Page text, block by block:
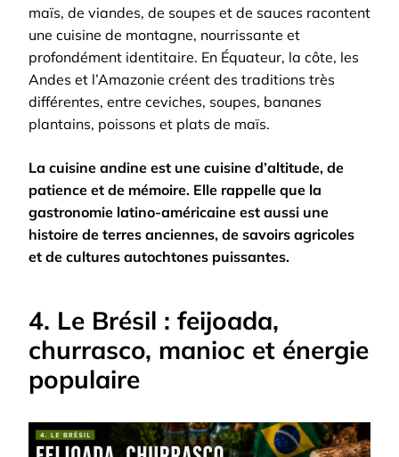
maïs, de viandes, de soupes et de sauces racontent
une cuisine de montagne, nourrissante et
profondément identitaire. En Équateur, la côte, les
Andes et l’Amazonie créent des traditions très
différentes, entre ceviches, soupes, bananes
plantains, poissons et plats de maïs.
La cuisine andine est une cuisine d’altitude, de
patience et de mémoire. Elle rappelle que la
gastronomie latino-américaine est aussi une
histoire de terres anciennes, de savoirs agricoles
et de cultures autochtones puissantes.
4. Le Brésil : feijoada,
churrasco, manioc et énergie
populaire